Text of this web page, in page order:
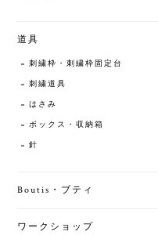
道具
刺繍枠・刺繍枠固定台
刺繍道具
はさみ
ボックス・収納箱
針
Boutis・ブティ
ワークショップ